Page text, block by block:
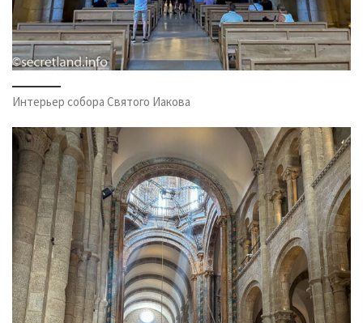
Интерьер собора Святого Иакова